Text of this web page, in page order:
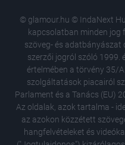
© glamour.hu © IndaNext
kapcsolatban minden jog
szöveg- és adatbányászat
szerzői jogról szóló 1999.
értelmében a törvény 35/
szolgáltatások piacairól
Parlament és a Tanács (EU)
Az oldalak, azok tartalma -
az azokon közzétett
hangfelvételeket és